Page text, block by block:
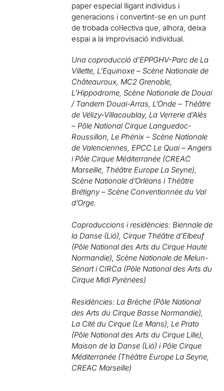
paper especial lligant individus i
generacions i convertint-se en un punt
de trobada col·lectiva que, alhora, deixa
espai a la improvisació individual.
Una coproducció d’EPPGHV-Parc de La
Villette, L’Equinoxe – Scène Nationale de
Châteauroux, MC2 Grenoble,
L’Hippodrome, Scène Nationale de Douai
/ Tandem Douai-Arras, L’Onde – Théâtre
de Vélizy-Villacoublay, La Verrerie d’Alès
– Pôle National Cirque Languedoc-
Roussillon, Le Phénix – Scène Nationale
de Valenciennes, EPCC Le Quai – Angers
i Pôle Cirque Méditerranée (CREAC
Marseille, Théâtre Europe La Seyne),
Scène Nationale d’Orléans i Théâtre
Brétigny – Scène Conventionnée du Val
d’Orge.
Coproduccions i residències: Biennale de
la Danse (Lió), Cirque Théâtre d’Elbeuf
(Pôle National des Arts du Cirque Haute
Normandie), Scène Nationale de Melun-
Sénart i CIRCa (Pôle National des Arts du
Cirque Midi Pyrénées)
Residències: La Brèche (Pôle National
des Arts du Cirque Basse Normandie),
La Cité du Cirque (Le Mans), Le Prato
(Pôle National des Arts du Cirque Lille),
Maison de la Danse (Lió) i Pôle Cirque
Méditerranée (Théâtre Europe La Seyne,
CREAC Marseille)